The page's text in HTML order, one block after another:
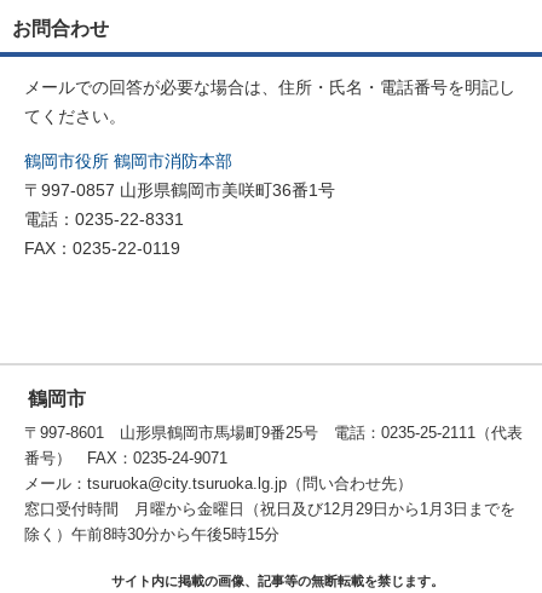
お問合わせ
メールでの回答が必要な場合は、住所・氏名・電話番号を明記し
てください。
鶴岡市役所 鶴岡市消防本部
〒997-0857 山形県鶴岡市美咲町36番1号
電話：0235-22-8331
FAX：0235-22-0119
鶴岡市
〒997-8601 山形県鶴岡市馬場町9番25号 電話：0235-25-2111（代表
番号） FAX：0235-24-9071
メール：tsuruoka@city.tsuruoka.lg.jp（問い合わせ先）
窓口受付時間 月曜から金曜日（祝日及び12月29日から1月3日までを
除く）午前8時30分から午後5時15分
サイト内に掲載の画像、記事等の無断転載を禁じます。